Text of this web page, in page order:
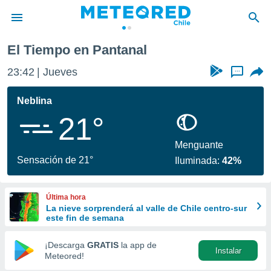
de
por
que se
a este
las
y
forma
digital
basada
El Tiempo en Pantanal
23:42 Jueves ...
Neblina
21°
Sensación de 21°
Menguante
Iluminada:42%
Última hora
La nieve sorprenderá al valle de Chile centro-sur
este fin de semana
¡Descarga GRATIS la app de
Meteored!
Instalar